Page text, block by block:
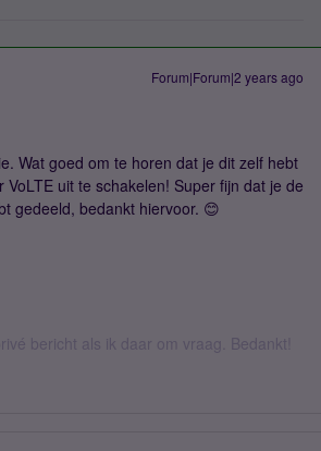
Forum|Forum|2 years ago
Wat goed om te horen dat je dit zelf hebt
VoLTE uit te schakelen! Super fijn dat je de
gedeeld, bedankt hiervoor. 😊
bericht als ik daar om vraag. Bedankt!